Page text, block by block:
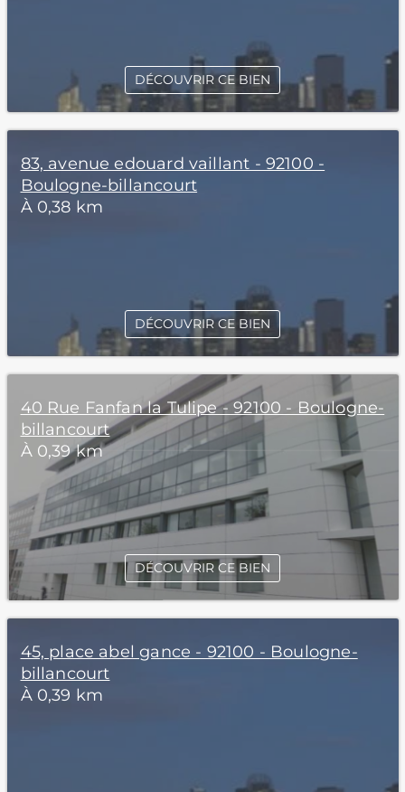
DÉCOUVRIR CE BIEN
83, avenue edouard vaillant - 92100 -
Boulogne-billancourt
À 0,38 km
DÉCOUVRIR CE BIEN
40 Rue Fanfan la Tulipe - 92100 - Boulogne-
billancourt
À 0,39 km
DÉCOUVRIR CE BIEN
45, place abel gance - 92100 - Boulogne-
billancourt
À 0,39 km